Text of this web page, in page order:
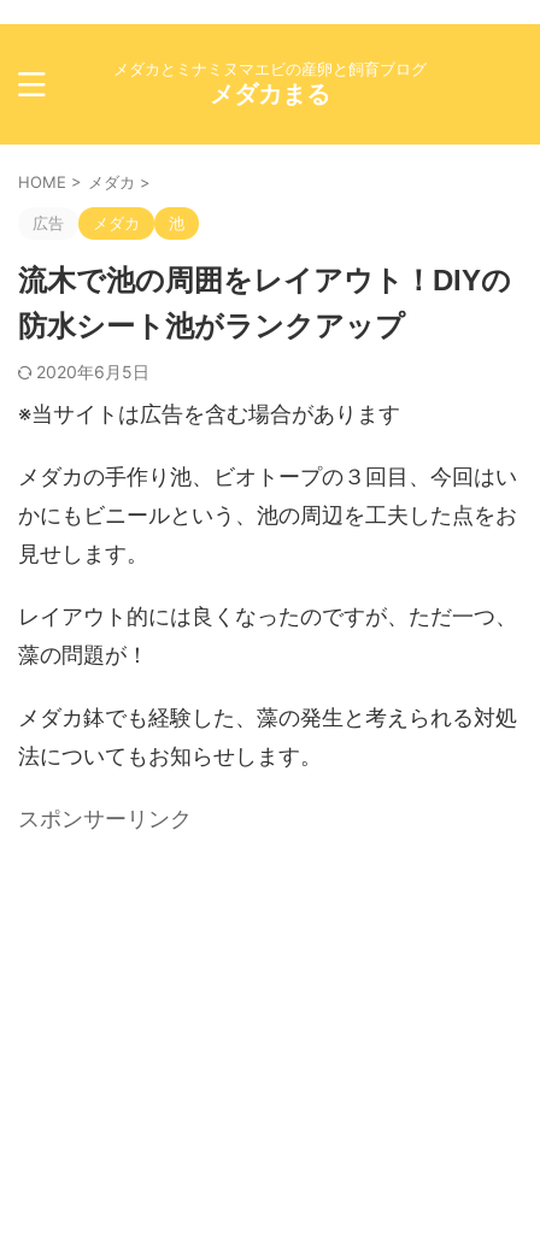
メダカとミナミヌマエビの産卵と飼育ブログ
メダカまる
HOME > メダカ >
広告 メダカ 池
流木で池の周囲をレイアウト！DIYの
防水シート池がランクアップ
2020年6月5日
※当サイトは広告を含む場合があります
メダカの手作り池、ビオトープの３回目、今回はい
かにもビニールという、池の周辺を工夫した点をお
見せします。
レイアウト的には良くなったのですが、ただ一つ、
藻の問題が！
メダカ鉢でも経験した、藻の発生と考えられる対処
法についてもお知らせします。
スポンサーリンク